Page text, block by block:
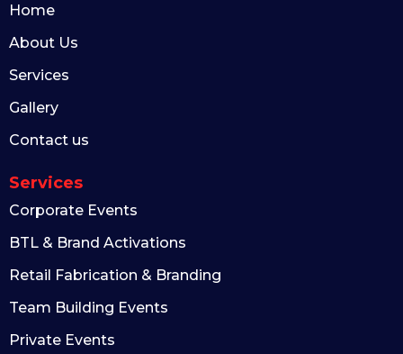
Home
About Us
Services
Gallery
Contact us
Services
Corporate Events
BTL & Brand Activations
Retail Fabrication & Branding
Team Building Events
Private Events